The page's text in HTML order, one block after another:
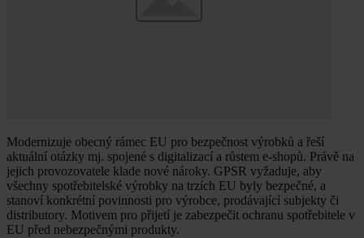
Modernizuje obecný rámec EU pro bezpečnost výrobků a řeší
aktuální otázky mj. spojené s digitalizací a růstem e-shopů. Právě na
jejich provozovatele klade nové nároky. GPSR vyžaduje, aby
všechny spotřebitelské výrobky na trzích EU byly bezpečné, a
stanoví konkrétní povinnosti pro výrobce, prodávající subjekty či
distributory. Motivem pro přijetí je zabezpečit ochranu spotřebitele v
EU před nebezpečnými produkty.